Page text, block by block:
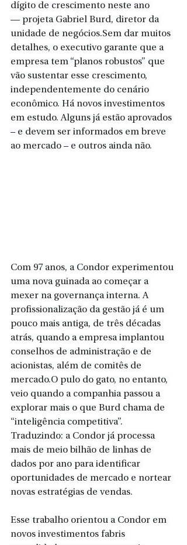
dígito de crescimento neste ano
— projeta Gabriel Burd, diretor da
unidade de negócios.Sem dar muitos
detalhes, o executivo garante que a
empresa tem “planos robustos” que
vão sustentar esse crescimento,
independentemente do cenário
econômico. Há novos investimentos
em estudo. Alguns já estão aprovados
– e devem ser informados em breve
ao mercado – e outros ainda não.
Com 97 anos, a Condor experimentou
uma nova guinada ao começar a
mexer na governança interna. A
profissionalização da gestão já é um
pouco mais antiga, de três décadas
atrás, quando a empresa implantou
conselhos de administração e de
acionistas, além de comitês de
mercado.O pulo do gato, no entanto,
veio quando a companhia passou a
explorar mais o que Burd chama de
“inteligência competitiva”.
Traduzindo: a Condor já processa
mais de meio bilhão de linhas de
dados por ano para identificar
oportunidades de mercado e nortear
novas estratégias de vendas.
Esse trabalho orientou a Condor em
novos investimentos fabris